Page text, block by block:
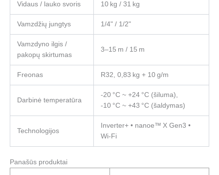
Vidaus / lauko svoris 10 kg / 31 kg
Vamzdžių jungtys 1/4" / 1/2"
Vamzdyno ilgis /
pakopų skirtumas
3–15 m / 15 m
Freonas R32, 0,83 kg + 10 g/m
Darbinė temperatūra
-20 °C ~ +24 °C (šiluma),
-10 °C ~ +43 °C (šaldymas)
Technologijos
Inverter+ • nanoe™ X Gen3 •
Wi‑Fi
Panašūs produktai